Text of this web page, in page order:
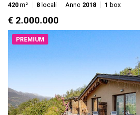
420 m² 8 locali Anno 2018 1 box
€ 2.000.000
PREMIUM